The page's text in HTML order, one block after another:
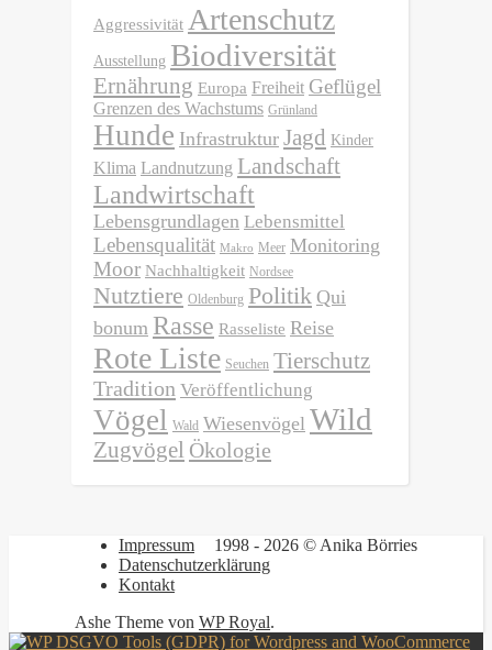
Aggressivität Artenschutz
Ausstellung Biodiversität
Ernährung Europa Freiheit Geflügel
Grenzen des Wachstums Grünland
Hunde Infrastruktur Jagd Kinder
Klima Landnutzung Landschaft
Landwirtschaft
Lebensgrundlagen Lebensmittel
Lebensqualität Makro Meer Monitoring
Moor Nachhaltigkeit Nordsee
Nutztiere Oldenburg Politik Qui
bonum Rasse Rasseliste Reise
Rote Liste Seuchen Tierschutz
Tradition Veröffentlichung
Vögel Wald Wiesenvögel Wild
Zugvögel Ökologie
1998 - 2026 © Anika Börries
Impressum
Datenschutzerklärung
Kontakt
Ashe Theme von WP Royal.